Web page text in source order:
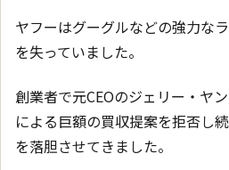
ヤフーはグーグルなどの強力な
を失っていました。
創業者で元CEOのジェリー・ヤ
による巨額の買収提案を拒否し
を落胆させてきました。